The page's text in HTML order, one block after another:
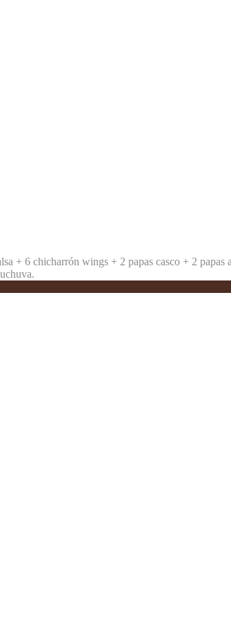
+ 6 chicharrón wings + 2 papas casco + 2 papas